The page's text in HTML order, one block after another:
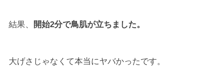
結果、 開始2分で鳥肌が立ちました。
大げさじゃなくて本当にヤバかったです。